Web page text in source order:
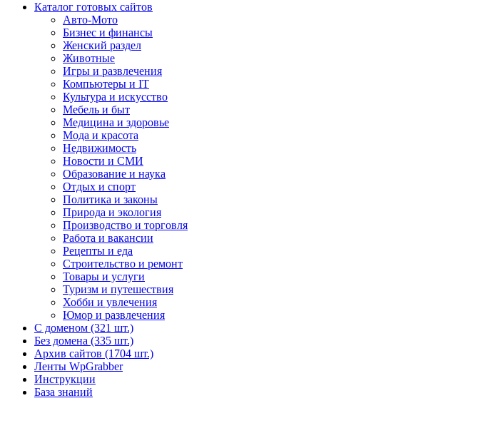
Каталог готовых сайтов
Авто-Мото
Бизнес и финансы
Женский раздел
Животные
Игры и развлечения
Компьютеры и IT
Культура и искусство
Мебель и быт
Медицина и здоровье
Мода и красота
Недвижимость
Новости и СМИ
Образование и наука
Отдых и спорт
Политика и законы
Природа и экология
Производство и торговля
Работа и вакансии
Рецепты и еда
Строительство и ремонт
Товары и услуги
Туризм и путешествия
Хобби и увлечения
Юмор и развлечения
С доменом (321 шт.)
Без домена (335 шт.)
Архив сайтов (1704 шт.)
Ленты WpGrabber
Инструкции
База знаний